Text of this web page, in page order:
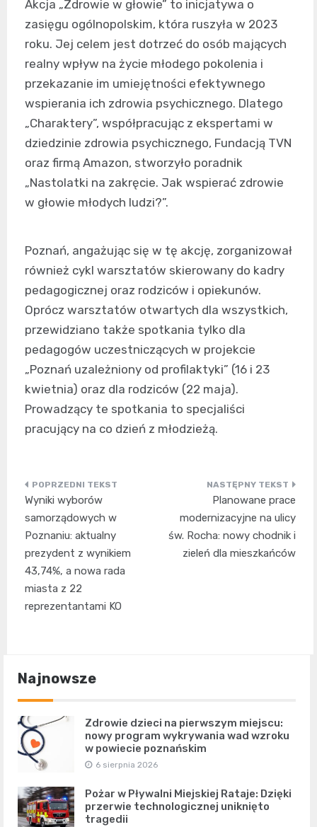
Akcja „Zdrowie w głowie” to inicjatywa o
zasięgu ogólnopolskim, która ruszyła w 2023
roku. Jej celem jest dotrzeć do osób mających
realny wpływ na życie młodego pokolenia i
przekazanie im umiejętności efektywnego
wspierania ich zdrowia psychicznego. Dlatego
„Charaktery”, współpracując z ekspertami w
dziedzinie zdrowia psychicznego, Fundacją TVN
oraz firmą Amazon, stworzyło poradnik
„Nastolatki na zakręcie. Jak wspierać zdrowie
w głowie młodych ludzi?”.
Poznań, angażując się w tę akcję, zorganizował
również cykl warsztatów skierowany do kadry
pedagogicznej oraz rodziców i opiekunów.
Oprócz warsztatów otwartych dla wszystkich,
przewidziano także spotkania tylko dla
pedagogów uczestniczących w projekcie
„Poznań uzależniony od profilaktyki” (16 i 23
kwietnia) oraz dla rodziców (22 maja).
Prowadzący te spotkania to specjaliści
pracujący na co dzień z młodzieżą.
Nawigacja
wpisu
Wyniki wyborów
samorządowych w
Poznaniu: aktualny
prezydent z wynikiem
43,74%, a nowa rada
miasta z 22
reprezentantami KO
Planowane prace
modernizacyjne na ulicy
św. Rocha: nowy chodnik i
zieleń dla mieszkańców
Najnowsze
Zdrowie dzieci na pierwszym miejscu:
nowy program wykrywania wad wzroku
w powiecie poznańskim
6 sierpnia 2026
Pożar w Pływalni Miejskiej Rataje: Dzięki
przerwie technologicznej uniknięto
tragedii